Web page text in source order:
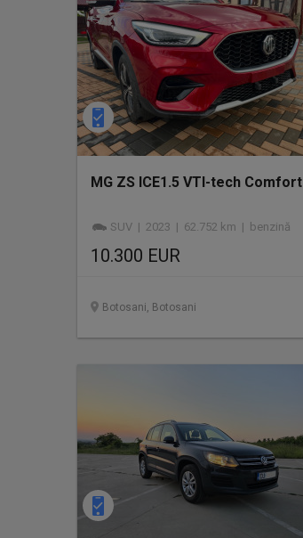
MG ZS ICE1.5 VTI-tech Comfort
SUV | 2023 | 62.752 km | benzină
10.300 EUR
Botosani, Botosani